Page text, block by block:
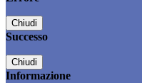
Chiudi
Successo
Chiudi
Informazione